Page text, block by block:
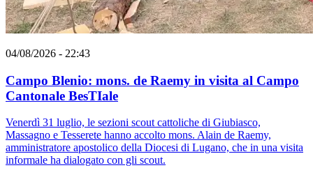
04/08/2026 - 22:43
Campo Blenio: mons. de Raemy in visita al Campo
Cantonale BesTIale
Venerdì 31 luglio, le sezioni scout cattoliche di Giubiasco,
Massagno e Tesserete hanno accolto mons. Alain de Raemy,
amministratore apostolico della Diocesi di Lugano, che in una visita
informale ha dialogato con gli scout.